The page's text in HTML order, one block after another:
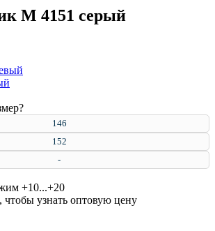
М 4151 серый
146
152
-
+10...+20
, чтобы узнать оптовую цену